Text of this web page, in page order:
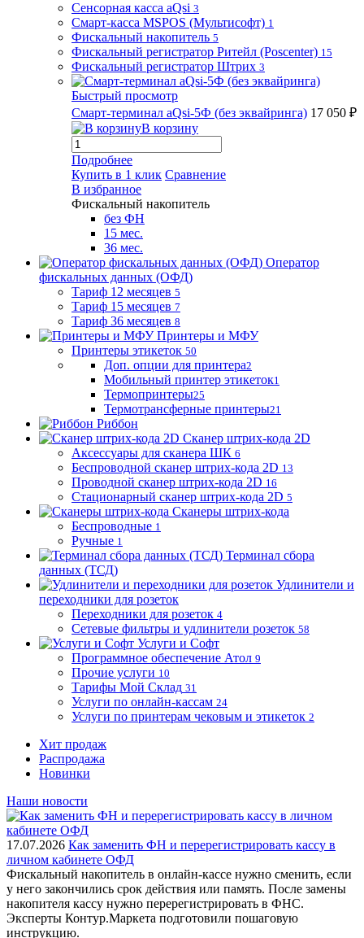
Сенсорная касса aQsi 3
Смарт-касса MSPOS (Мультисофт) 1
Фискальный накопитель 5
Фискальный регистратор Ритейл (Poscenter) 15
Фискальный регистратор Штрих 3
Быстрый просмотр
Смарт-терминал aQsi-5Ф (без эквайринга) 17 050 ₽
В корзину
Подробнее
Купить в 1 клик Сравнение
В избранное
Фискальный накопитель
без ФН
15 мес.
36 мес.
Оператор
фискальных данных (ОФД)
Тариф 12 месяцев 5
Тариф 15 месяцев 7
Тариф 36 месяцев 8
Принтеры и МФУ
Принтеры этикеток 50
Доп. опции для принтера2
Мобильный принтер этикеток1
Термопринтеры25
Термотрансферные принтеры21
Риббон
Сканер штрих-кода 2D
Аксессуары для сканера ШК 6
Беспроводной сканер штрих-кода 2D 13
Проводной сканер штрих-кода 2D 16
Стационарный сканер штрих-кода 2D 5
Сканеры штрих-кода
Беспроводные 1
Ручные 1
Терминал сбора
данных (ТСД)
Удлинители и
переходники для розеток
Переходники для розеток 4
Сетевые фильтры и удлинители розеток 58
Услуги и Софт
Программное обеспечение Атол 9
Прочие услуги 10
Тарифы Мой Склад 31
Услуги по онлайн-кассам 24
Услуги по принтерам чековым и этикеток 2
Хит продаж
Распродажа
Новинки
Наши новости
17.07.2026 Как заменить ФН и перерегистрировать кассу в
личном кабинете ОФД
Фискальный накопитель в онлайн-кассе нужно сменить, если
у него закончились срок действия или память. После замены
накопителя кассу нужно перерегистрировать в ФНС.
Эксперты Контур.Маркета подготовили пошаговую
инструкцию.